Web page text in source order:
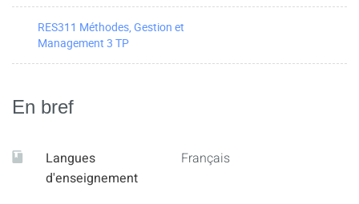
RES311 Méthodes, Gestion et
Management 3 TP
En bref
Langues
d'enseignement
Français